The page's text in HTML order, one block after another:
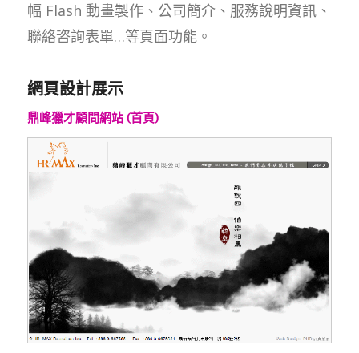
幅 Flash 動畫製作、公司簡介、服務說明資訊、
聯絡咨詢表單…等頁面功能。
網頁設計展示
鼎峰獵才顧問網站 (首頁)